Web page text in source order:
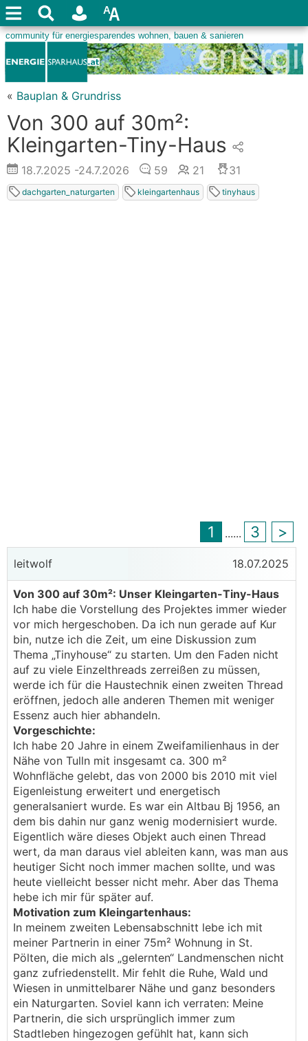
« Bauplan & Grundriss
Von 300 auf 30m²:
Kleingarten-Tiny-Haus
18.7.2025 -24.7.2026 59 21 31
dachgarten_naturgarten kleingartenhaus tinyhaus
1 ...... 3 >
leitwolf 18.07.2025
Von 300 auf 30m²: Unser Kleingarten-Tiny-Haus
Ich habe die Vorstellung des Projektes immer wieder
vor mich hergeschoben. Da ich nun gerade auf Kur
bin, nutze ich die Zeit, um eine Diskussion zum
Thema „Tinyhouse“ zu starten. Um den Faden nicht
auf zu viele Einzelthreads zerreißen zu müssen,
werde ich für die Haustechnik einen zweiten Thread
eröffnen, jedoch alle anderen Themen mit weniger
Essenz auch hier abhandeln.
Vorgeschichte:
Ich habe 20 Jahre in einem Zweifamilienhaus in der
Nähe von Tulln mit insgesamt ca. 300 m²
Wohnfläche gelebt, das von 2000 bis 2010 mit viel
Eigenleistung erweitert und energetisch
generalsaniert wurde. Es war ein Altbau Bj 1956, an
dem bis dahin nur ganz wenig modernisiert wurde.
Eigentlich wäre dieses Objekt auch einen Thread
wert, da man daraus viel ableiten kann, was man aus
heutiger Sicht noch immer machen sollte, und was
heute vielleicht besser nicht mehr. Aber das Thema
hebe ich mir für später auf.
Motivation zum Kleingartenhaus:
In meinem zweiten Lebensabschnitt lebe ich mit
meiner Partnerin in einer 75m² Wohnung in St.
Pölten, die mich als „gelernten“ Landmenschen nicht
ganz zufriedenstellt. Mir fehlt die Ruhe, Wald und
Wiesen in unmittelbarer Nähe und ganz besonders
ein Naturgarten. Soviel kann ich verraten: Meine
Partnerin, die sich ursprünglich immer zum
Stadtleben hingezogen gefühlt hat, kann sich